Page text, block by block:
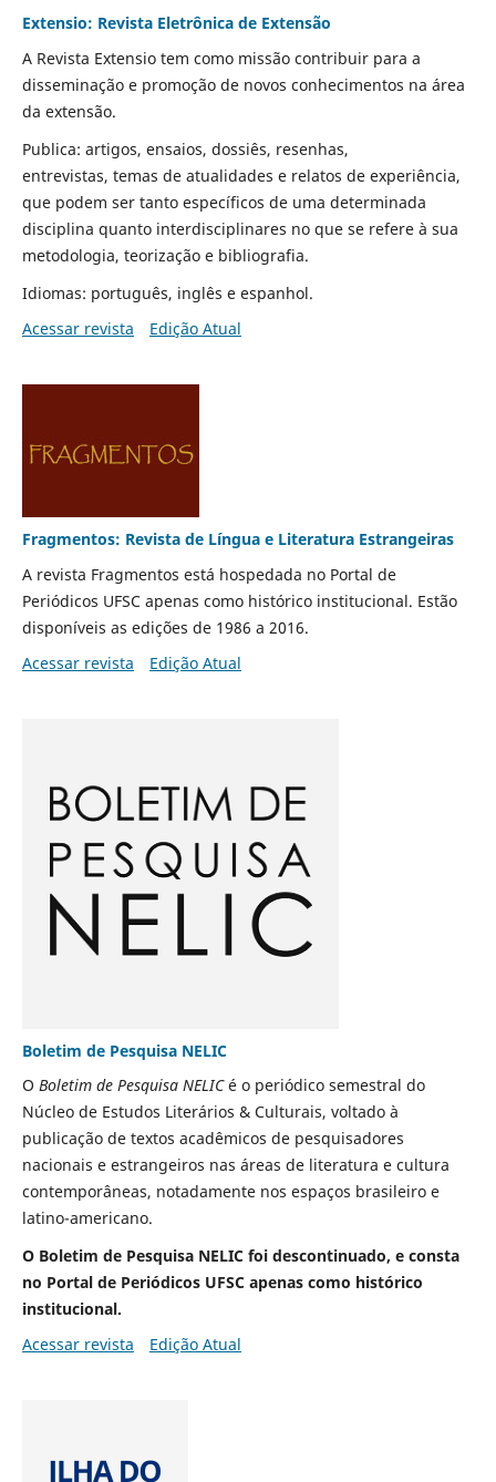
Extensio: Revista Eletrônica de Extensão
A Revista Extensio tem como missão contribuir para a
disseminação e promoção de novos conhecimentos na área
da extensão.
Publica: artigos, ensaios, dossiês, resenhas,
entrevistas, temas de atualidades e relatos de experiência,
que podem ser tanto específicos de uma determinada
disciplina quanto interdisciplinares no que se refere à sua
metodologia, teorização e bibliografia.
Idiomas: português, inglês e espanhol.
Acessar revista
Edição Atual
Fragmentos: Revista de Língua e Literatura Estrangeiras
A revista Fragmentos está hospedada no Portal de
Periódicos UFSC apenas como histórico institucional. Estão
disponíveis as edições de 1986 a 2016.
Acessar revista
Edição Atual
Boletim de Pesquisa NELIC
O Boletim de Pesquisa NELICé o periódico semestral do
Núcleo de Estudos Literários & Culturais, voltado à
publicação de textos acadêmicos de pesquisadores
nacionais e estrangeiros nas áreas de literatura e cultura
contemporâneas, notadamente nos espaços brasileiro e
latino-americano.
O Boletim de Pesquisa NELIC foi descontinuado, e consta
no Portal de Periódicos UFSC apenas como histórico
institucional.
Acessar revista
Edição Atual